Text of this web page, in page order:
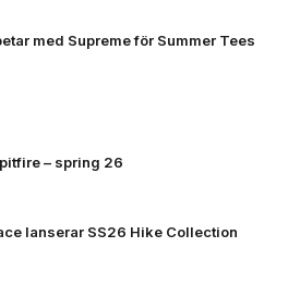
med Supreme för Summer Tees
– spring 26
lanserar SS26 Hike Collection